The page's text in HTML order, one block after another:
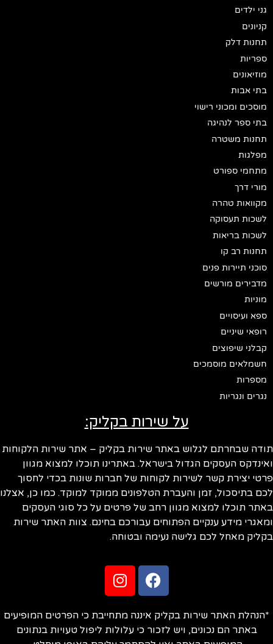
גני ילדים
קניונים
תחנות דלק
ספריות
מוזיאונים
בתי אבות
מוסכים ומכוני רישוי
בתי ספר לנהיגה
תחנות משטרה
מפלגות
מתחמי ספורט
מורי דרך
מקוואות טהרה
לשכות תעסוקה
לשכות בריאות
תחנות רב קו
סוכני תיירות פנים
מדבירים מורשים
מוניות
ספא ועיסויים
רופאי שיניים
קבלני שיפוצים
חשמלאים מוסמכים
מספרות
נגרים ונגריות
על שירות בקליק:
שבחרתם לגלוש באתר שירות בקליק – אתר שירות הלקוחות
העסקים הגדול בישראל. באתרינו תוכלו למצוא מגוון
יצירת קשר לשירות לקוחות של חברות שונות בכדי לחסוך
בתיסכול, זמן והעברת הטלפונים ממוקד למוקד. כמו כן, אצלנו
תוכלו למצוא מגוון רחב של פרטים על כל סוגי העסקים
מידע ענקיים הפתוחים עבורכם בחינם. צוות האתר שירות
מאחל לכם גלישה נעימה ובטוחה.
האתר שירות בקליק איננה מתחייבת כי הפרטים המופיעים
באתר הם נכונים, ויש לזכור כי עלולות ליפול טעויות בנתונים